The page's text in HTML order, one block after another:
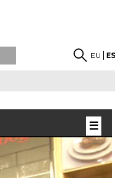
EU
☰